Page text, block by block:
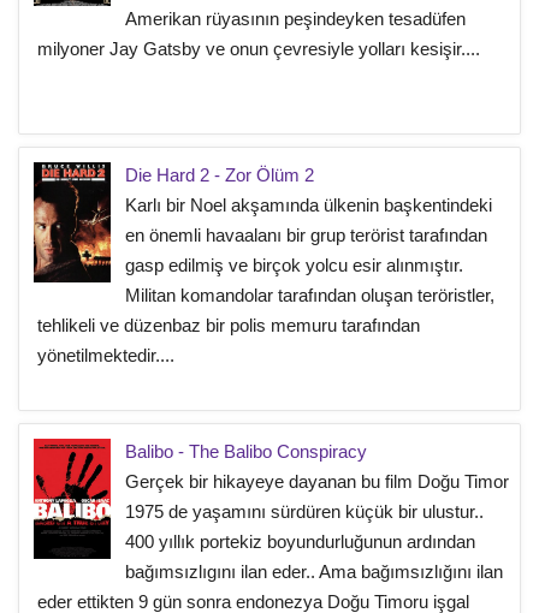
Amerikan rüyasının peşindeyken tesadüfen
milyoner Jay Gatsby ve onun çevresiyle yolları kesişir....
Die Hard 2 - Zor Ölüm 2
Karlı bir Noel akşamında ülkenin başkentindeki
en önemli havaalanı bir grup terörist tarafından
gasp edilmiş ve birçok yolcu esir alınmıştır.
Militan komandolar tarafından oluşan teröristler,
tehlikeli ve düzenbaz bir polis memuru tarafından
yönetilmektedir....
Balibo - The Balibo Conspiracy
Gerçek bir hikayeye dayanan bu film Doğu Timor
1975 de yaşamını sürdüren küçük bir ulustur..
400 yıllık portekiz boyundurluğunun ardından
bağımsızlıgını ilan eder.. Ama bağımsızlığını ilan
eder ettikten 9 gün sonra endonezya Doğu Timoru işgal